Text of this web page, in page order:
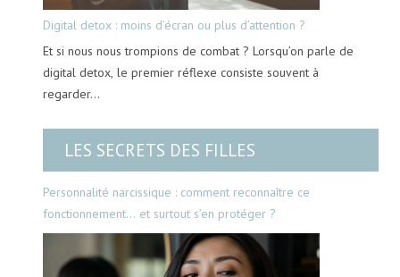
Digital detox : moins d’écran ou plus d’attention ?
Et si nous nous trompions de combat ? Lorsqu’on parle de
digital detox, le premier réflexe consiste souvent à
regarder…
LES SECRETS DES FILLES
Personnalité narcissique : comment reconnaître ce
fonctionnement… et surtout s’en protéger ?